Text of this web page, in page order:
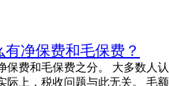
净保费和毛保费？
保费和毛保费之分。 大多数人认
际上，税收问题与此无关。 毛额